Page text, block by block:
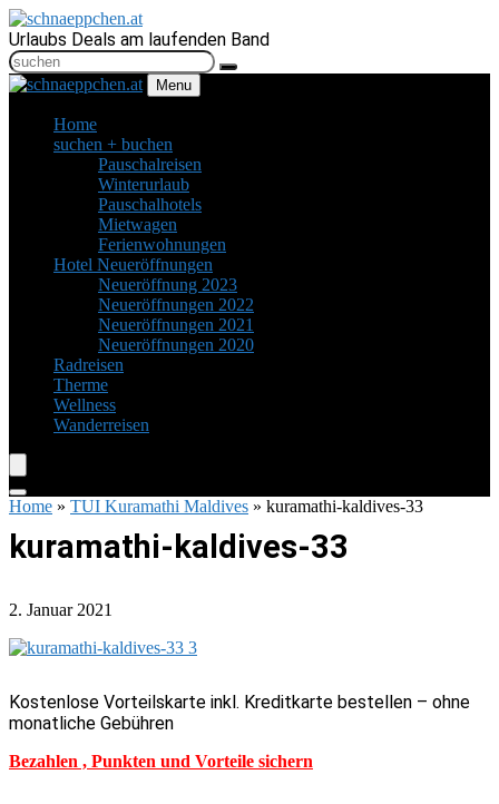
Urlaubs Deals am laufenden Band
Menu
Home
suchen + buchen
Pauschalreisen
Winterurlaub
Pauschalhotels
Mietwagen
Ferienwohnungen
Hotel Neueröffnungen
Neueröffnung 2023
Neueröffnungen 2022
Neueröffnungen 2021
Neueröffnungen 2020
Radreisen
Therme
Wellness
Wanderreisen
Home » TUI Kuramathi Maldives » kuramathi-kaldives-33
kuramathi-kaldives-33
2. Januar 2021
Kostenlose Vorteilskarte inkl. Kreditkarte bestellen – ohne
monatliche Gebühren
Bezahlen , Punkten und Vorteile sichern